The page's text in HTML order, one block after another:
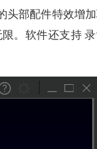
头部配件特效增
。软件还支持